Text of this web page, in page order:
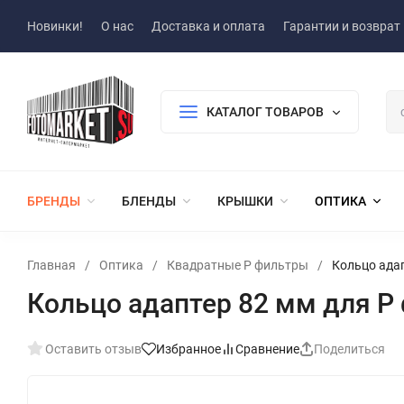
Новинки! О нас Доставка и оплата Гарантии и возврат
КАТАЛОГ ТОВАРОВ
БРЕНДЫ БЛЕНДЫ КРЫШКИ ОПТИКА
Главная / Оптика / Квадратные P фильтры / Кольцо
Кольцо адаптер 82 мм для P
Оставить отзыв Избранное Сравнение Поделиться